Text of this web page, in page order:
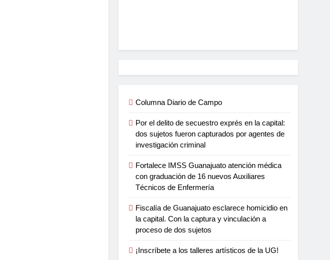
Columna Diario de Campo
Por el delito de secuestro exprés en la capital:
dos sujetos fueron capturados por agentes de
investigación criminal
Fortalece IMSS Guanajuato atención médica
con graduación de 16 nuevos Auxiliares
Técnicos de Enfermería
Fiscalía de Guanajuato esclarece homicidio en
la capital. Con la captura y vinculación a
proceso de dos sujetos
¡Inscríbete a los talleres artísticos de la UG!